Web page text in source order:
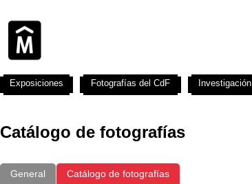
Catálogo de fotografías
General Catálogo de fotografías
Exposiciones Fotografías del CdF Investigación